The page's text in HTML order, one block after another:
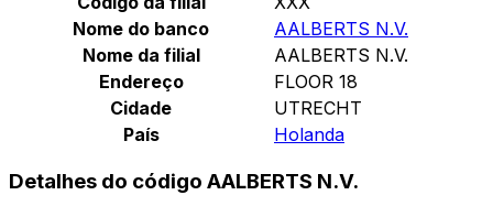
Nome do banco
AALBERTS N.V.
Nome da filial
AALBERTS N.V.
Endereço
FLOOR 18
Cidade
UTRECHT
País
Holanda
Detalhes do código AALBERTS N.V.